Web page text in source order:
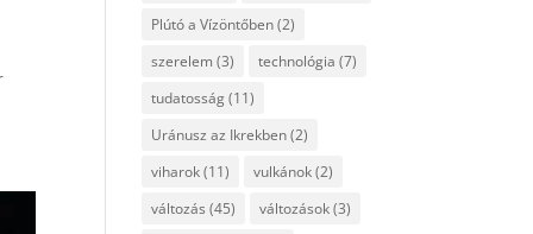
Plútó a Vízöntőben(2)
szerelem (3) technológia (7)
tudatosság(11)
Uránusz az Ikrekben(2)
viharok(11) vulkánok(2)
változás (45) változások(3)